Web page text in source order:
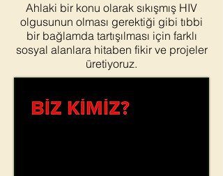
Ahlaki bir konu olarak sıkışmış HIV
olgusunun olması gerektiği gibi tıbbi
bir bağlamda tartışılması için farklı
sosyal alanlara hitaben fikir ve projeler
üretiyoruz.